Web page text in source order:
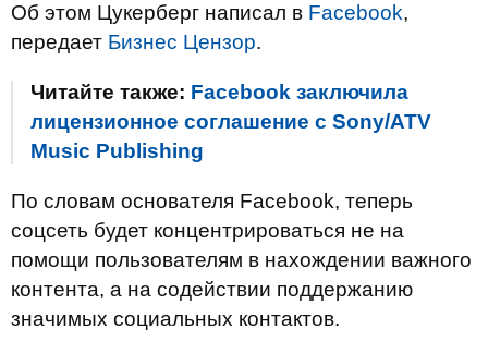
Об этом Цукерберг написал в Facebook,
передает Бизнес Цензор.
Читайте также: Facebook заключила
лицензионное соглашение c Sony/ATV
Music Publishing
По словам основателя Facebook, теперь
соцсеть будет концентрироваться не на
помощи пользователям в нахождении важного
контента, а на содействии поддержанию
значимых социальных контактов.